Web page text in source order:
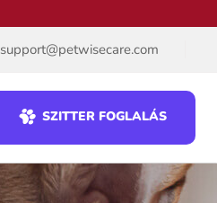
support@petwisecare.com
SZITTER FOGLALÁS